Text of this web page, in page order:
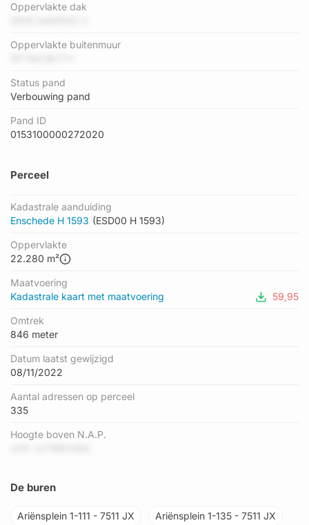
Oppervlakte dak
Oppervlakte buitenmuur
Status pand
Verbouwing pand
Pand ID
0153100000272020
Perceel
Kadastrale aanduiding
Enschede H 1593 (ESD00 H 1593)
Oppervlakte
22.280 m²
Maatvoering
Kadastrale kaart met maatvoering
59,95
Omtrek
846 meter
Datum laatst gewijzigd
08/11/2022
Aantal adressen op perceel
335
Hoogte boven N.A.P.
De buren
Ariënsplein 1-111 - 7511 JX Ariënsplein 1-135 - 7511 JX